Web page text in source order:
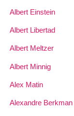
Albert Einstein
Albert Libertad
Albert Meltzer
Albert Minnig
Alex Matin
Alexandre Berkman